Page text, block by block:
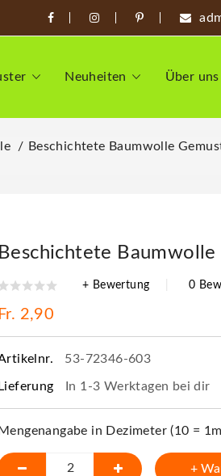
Neuheiten Über uns
Beschichtete Baumwolle
Beschichtete
+ Bewertung 0
Fr. 2,90
53-72346-603
Lieferung In 1-3 Werktagen bei dir
Mengenangabe in Dezimeter (10 =
+